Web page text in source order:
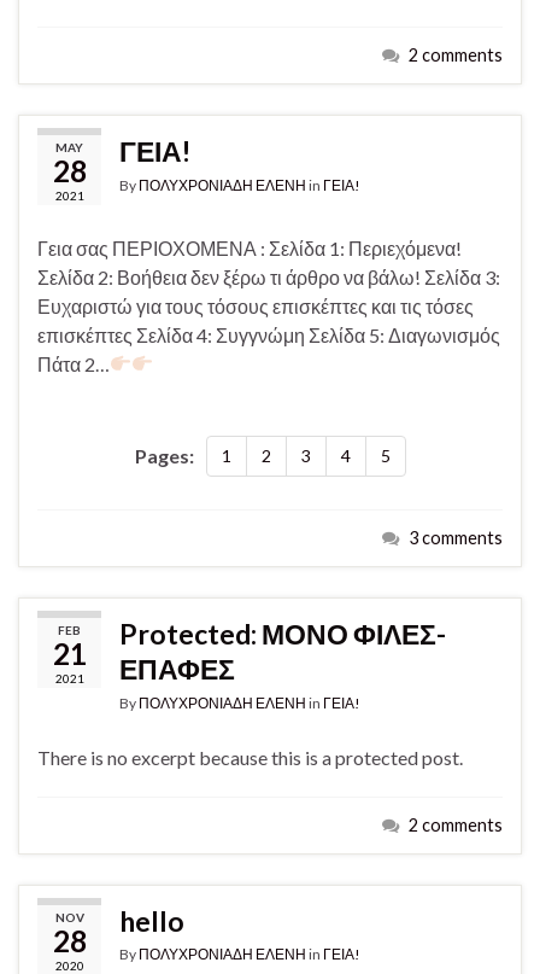
2 comments
MAY
28
2021
ΓΕΙΑ!
By ΠΟΛΥΧΡΟΝΙΑΔΗ ΕΛΕΝΗ in ΓΕΙΑ!
Γεια σας ΠΕΡΙΟΧΟΜΕΝΑ : Σελίδα 1: Περιεχόμενα!
Σελίδα 2: Βοήθεια δεν ξέρω τι άρθρο να βάλω! Σελίδα 3:
Ευχαριστώ για τους τόσους επισκέπτες και τις τόσες
επισκέπτες Σελίδα 4: Συγγνώμη Σελίδα 5: Διαγωνισμός
Πάτα 2…
Pages: 1 2 3 4 5
3 comments
FEB
21
2021
Protected: ΜΟΝΟ ΦΙΛΕΣ-
ΕΠΑΦΕΣ
By ΠΟΛΥΧΡΟΝΙΑΔΗ ΕΛΕΝΗ in ΓΕΙΑ!
There is no excerpt because this is a protected post.
2 comments
NOV
28
2020
hello
By ΠΟΛΥΧΡΟΝΙΑΔΗ ΕΛΕΝΗ in ΓΕΙΑ!